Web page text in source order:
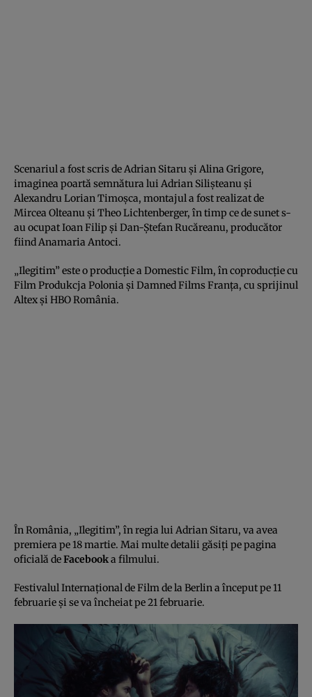
Scenariul a fost scris de Adrian Sitaru şi Alina Grigore,
imaginea poartă semnătura lui Adrian Silişteanu şi
Alexandru Lorian Timoşca, montajul a fost realizat de
Mircea Olteanu şi Theo Lichtenberger, în timp ce de sunet s-
au ocupat Ioan Filip şi Dan-Ştefan Rucăreanu, producător
fiind Anamaria Antoci.
„Ilegitim” este o producţie a Domestic Film, în coproducţie cu
Film Produkcja Polonia şi Damned Films Franţa, cu sprijinul
Altex şi HBO România.
În România, „Ilegitim”, în regia lui Adrian Sitaru, va avea
premiera pe 18 martie. Mai multe detalii găsiţi pe pagina
oficială deFacebooka filmului.
Festivalul Internaţional de Film de la Berlin a început pe 11
februarie şi se va încheiat pe 21 februarie.